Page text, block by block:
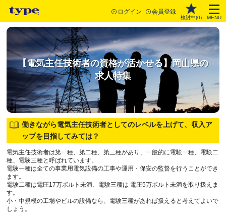
ログイン 会員登録
検討中(0) MENU
【電気主任技術者の資格が活かせる】岡山県の
求人特集
働きながら電気主任技術者としてのレベルを上げて、収入ア
ップを目指してみては？
電気主任技術者は第一種、第二種、第三種があり、一般的に電験一種、電験二
種、電験三種と呼ばれています。
電験一種は全ての事業用電気設備の工事や運用・保安の監督を行うことができ
ます。
電験二種は電圧17万ボルト未満、電験三種は 電圧5万ボルト未満を取り扱えま
す。
小・中規模の工場やビルの設備なら、電験三種があれば扱えると考えてよいで
しょう。